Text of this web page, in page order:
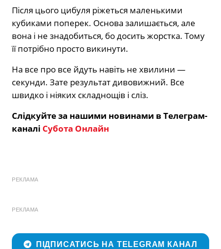
Після цього цибуля ріжеться маленькими
кубиками поперек. Основа залишається, але
вона і не знадобиться, бо досить жорстка. Тому
її потрібно просто викинути.
На все про все йдуть навіть не хвилини —
секунди. Зате результат дивовижний. Все
швидко і ніяких складнощів і сліз.
Слідкуйте за нашими новинами в Телеграм-
каналі Субота Онлайн
РЕКЛАМА
РЕКЛАМА
ПІДПИСАТИСЬ НА TELEGRAM КАНАЛ